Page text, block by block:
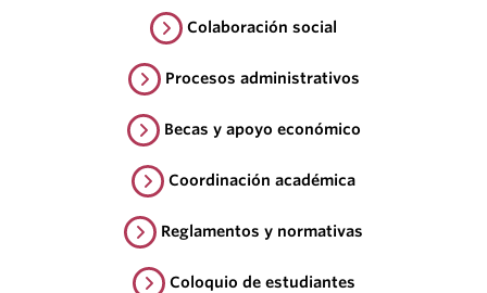
Colaboración social
Procesos administrativos
Becas y apoyo económico
Coordinación académica
Reglamentos y normativas
Coloquio de estudiantes